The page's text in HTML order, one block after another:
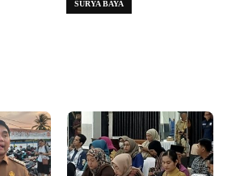
SURYA BAYA